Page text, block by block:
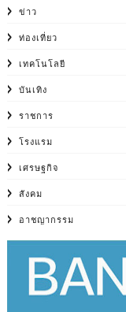
ข่าว
ท่องเที่ยว
เทคโนโลยี
บันเทิง
ราชการ
โรงแรม
เศรษฐกิจ
สังคม
อาชญากรรม